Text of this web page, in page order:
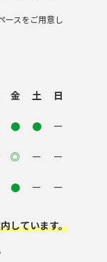
ースをご用意し
金 土
日
● ● ー
◎ ー
ー
● ー ー
しています。